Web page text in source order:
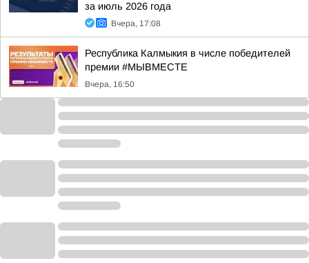
за июль 2026 года
Вчера, 17:08
Республика Калмыкия в числе победителей
премии #МЫВМЕСТЕ
Вчера, 16:50